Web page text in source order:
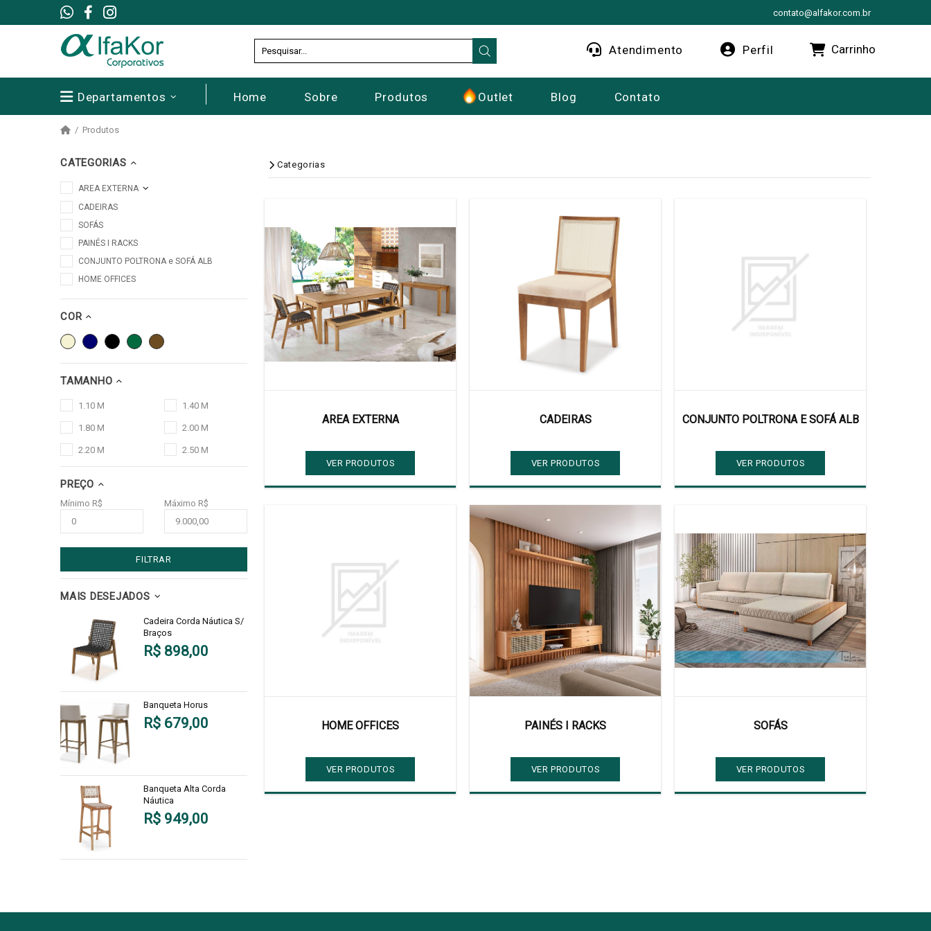
contato@alfakor.com.br
Atendimento Perfil Carrinho
Departamentos Home Sobre Produtos Outlet Blog Contato
Produtos
CATEGORIAS
AREA EXTERNA
CADEIRAS
SOFÁS
PAINÉS I RACKS
CONJUNTO POLTRONA e SOFÁ ALB
HOME OFFICES
COR
TAMANHO
1.10 M 1.40 M
1.80 M 2.00 M
2.20 M 2.50 M
PREÇO
Mínimo R$ Máximo R$
FILTRAR
MAIS DESEJADOS
Cadeira Corda Náutica S/
Braços
R$ 898,00
Banqueta Horus
R$ 679,00
Banqueta Alta Corda
Náutica
R$ 949,00
Categorias
AREA EXTERNA
VER PRODUTOS
CADEIRAS
VER PRODUTOS
CONJUNTO POLTRONA E SOFÁ ALB
VER PRODUTOS
HOME OFFICES
VER PRODUTOS
PAINÉS I RACKS
VER PRODUTOS
SOFÁS
VER PRODUTOS